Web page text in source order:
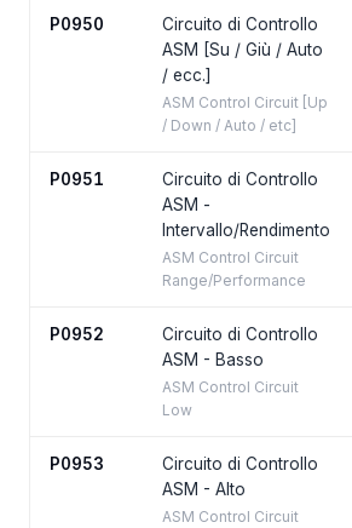
P0950
Circuito di Controllo
ASM [Su / Giù / Auto
/ ecc.]
ASM Control Circuit [Up
/ Down / Auto / etc]
P0951
Circuito di Controllo
ASM -
Intervallo/Rendimento
ASM Control Circuit
Range/Performance
P0952
Circuito di Controllo
ASM - Basso
ASM Control Circuit
Low
P0953
Circuito di Controllo
ASM - Alto
ASM Control Circuit